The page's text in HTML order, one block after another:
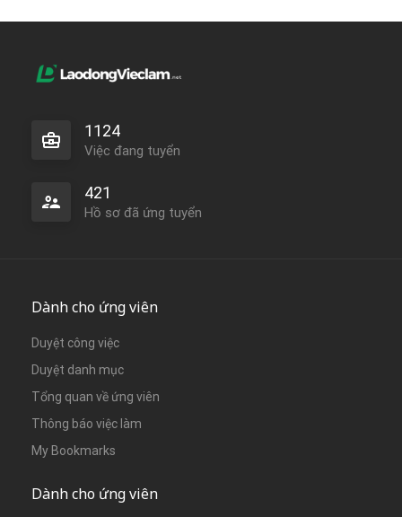
1124
Việc đang tuyển
421
Hồ sơ đã ứng tuyển
Dành cho ứng viên
Duyệt công việc
Duyệt danh mục
Tổng quan về ứng viên
Thông báo việc làm
My Bookmarks
Dành cho ứng viên